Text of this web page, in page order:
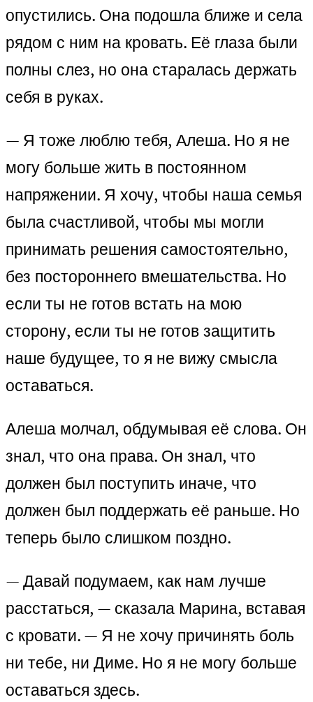
опустились. Она подошла ближе и села
рядом с ним на кровать. Её глаза были
полны слез, но она старалась держать
себя в руках.
— Я тоже люблю тебя, Алеша. Но я не
могу больше жить в постоянном
напряжении. Я хочу, чтобы наша семья
была счастливой, чтобы мы могли
принимать решения самостоятельно,
без постороннего вмешательства. Но
если ты не готов встать на мою
сторону, если ты не готов защитить
наше будущее, то я не вижу смысла
оставаться.
Алеша молчал, обдумывая её слова. Он
знал, что она права. Он знал, что
должен был поступить иначе, что
должен был поддержать её раньше. Но
теперь было слишком поздно.
— Давай подумаем, как нам лучше
расстаться, — сказала Марина, вставая
с кровати. — Я не хочу причинять боль
ни тебе, ни Диме. Но я не могу больше
оставаться здесь.